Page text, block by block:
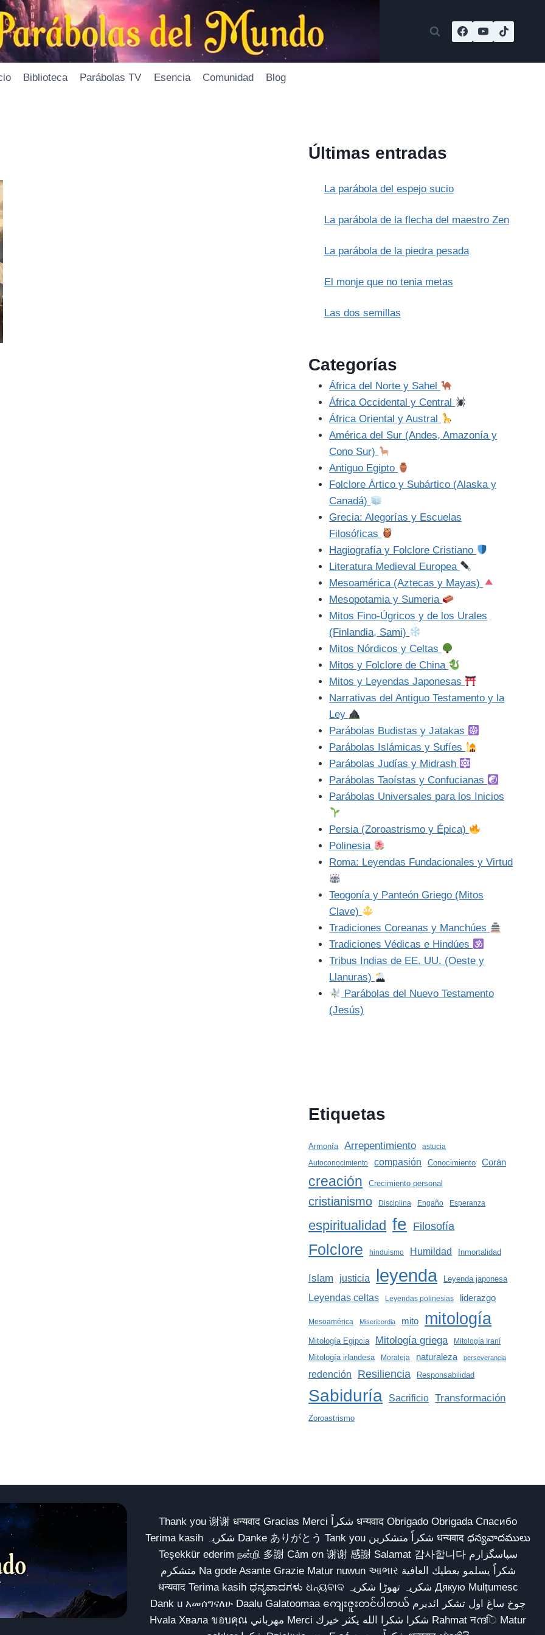
Biblioteca Parábolas TV Esencia Comunidad Blog
Últimas entradas
La parábola del espejo sucio
La parábola de la flecha del maestro Zen
La parábola de la piedra pesada
El monje que no tenia metas
Las dos semillas
Categorías
África del Norte y Sahel
África Occidental y Central
África Oriental y Austral
América del Sur (Andes, Amazonía y
Cono Sur)
Antiguo Egipto
Folclore Ártico y Subártico (Alaska y
Canadá)
Grecia: Alegorías y Escuelas
Filosóficas
Hagiografía y Folclore Cristiano
Literatura Medieval Europea
Mesoamérica (Aztecas y Mayas)
Mesopotamia y Sumeria
Mitos Fino-Úgricos y de los Urales
(Finlandia, Sami)
Mitos Nórdicos y Celtas
Mitos y Folclore de China
Mitos y Leyendas Japonesas
Narrativas del Antiguo Testamento y la
Ley
Parábolas Budistas y Jatakas
Parábolas Islámicas y Sufíes
Parábolas Judías y Midrash
Parábolas Taoístas y Confucianas
Parábolas Universales para los Inicios
Persia (Zoroastrismo y Épica)
Polinesia
Roma: Leyendas Fundacionales y Virtud
Teogonía y Panteón Griego (Mitos
Clave)
Tradiciones Coreanas y Manchúes
Tradiciones Védicas e Hindúes
Tribus Indias de EE. UU. (Oeste y
Llanuras)
Parábolas del Nuevo Testamento
(Jesús)
Etiquetas
Armonía Arrepentimiento
astucia
Autoconocimiento
compasión Conocimiento Corán
creación Crecimiento personal
cristianismo Disciplina Engaño Esperanza
espiritualidad fe Filosofía
Folclore hinduismo Humildad Inmortalidad
Islam justicia leyenda Leyenda japonesa
Leyendas celtas Leyendas polinesias liderazgo
Mesoamérica Misericordia mito mitología
Mitología Egipcia Mitología griega Mitología Iraní
Mitología irlandesa Moraleja naturaleza perseverancia
redención Resiliencia Responsabilidad
Sabiduría Sacrificio Transformación
Zoroastrismo
Thank you 谢谢 धन्यवाद Gracias Merci شكراً धन्यवाद Obrigado Obrigada Спасибо
Terima kasih شکریہ Danke ありがとう Tank you شكراً متشكرين धन्यवाद ధన్యవాదములు
Teşekkür ederim நன்றி 多謝 Cảm ơn 谢谢 感謝 Salamat 감사합니다 سپاسگزارم
متشکرم Na gode Asante Grazie Matur nuwun આભાર شكراً يسلمو يعطيك العافية
धन्यवाद Terima kasih ಧನ್ಯವಾದಗಳು ଧନ୍ୟବାଦ شکریہ تھوڑا شکریہ Дякую Mulțumesc
Dank u አመሰግናለሁ Daalụ Galatoomaa ကျေးဇူးတင်ပါတယ် چوخ ساغ اول تشکر ائدیرم
Hvala Хвала ขอบคุณ مهرباني Merci شكرا شكرا الله يكثر خيرك Rahmat नന്ദि Matur